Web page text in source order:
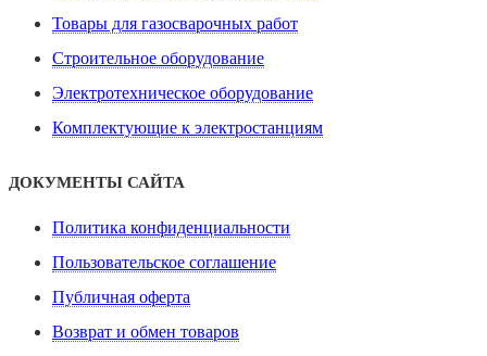
Товары для газосварочных работ
Строительное оборудование
Электротехническое оборудование
Комплектующие к электростанциям
ДОКУМЕНТЫ САЙТА
Политика конфиденциальности
Пользовательское соглашение
Публичная оферта
Возврат и обмен товаров